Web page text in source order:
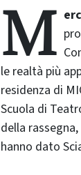
M
le realtà più
residenza di
Scuola di
della
hanno dato